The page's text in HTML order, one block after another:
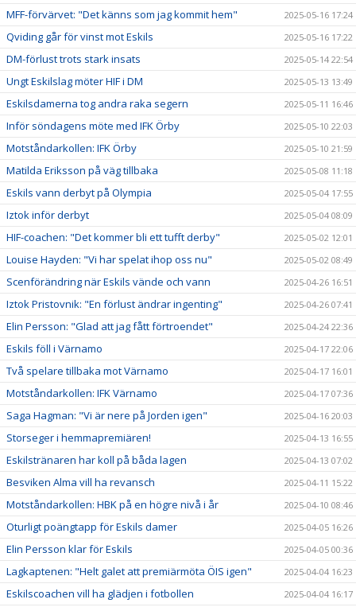
MFF-förvärvet: "Det känns som jag kommit hem" 2025-05-16 17:24
Qviding går för vinst mot Eskils 2025-05-16 17:22
DM-förlust trots stark insats 2025-05-14 22:54
Ungt Eskilslag möter HIF i DM 2025-05-13 13:49
Eskilsdamerna tog andra raka segern 2025-05-11 16:46
Inför söndagens möte med IFK Örby 2025-05-10 22:03
Motståndarkollen: IFK Örby 2025-05-10 21:59
Matilda Eriksson på väg tillbaka 2025-05-08 11:18
Eskils vann derbyt på Olympia 2025-05-04 17:55
Iztok inför derbyt 2025-05-04 08:09
HIF-coachen: "Det kommer bli ett tufft derby" 2025-05-02 12:01
Louise Hayden: "Vi har spelat ihop oss nu" 2025-05-02 08:49
Scenförändring när Eskils vände och vann 2025-04-26 16:51
Iztok Pristovnik: "En förlust ändrar ingenting" 2025-04-26 07:41
Elin Persson: "Glad att jag fått förtroendet" 2025-04-24 22:36
Eskils föll i Värnamo 2025-04-17 22:06
Två spelare tillbaka mot Värnamo 2025-04-17 16:01
Motståndarkollen: IFK Värnamo 2025-04-17 07:36
Saga Hagman: "Vi är nere på Jorden igen" 2025-04-16 20:03
Storseger i hemmapremiären! 2025-04-13 16:55
Eskilstränaren har koll på båda lagen 2025-04-13 07:02
Besviken Alma vill ha revansch 2025-04-11 15:22
Motståndarkollen: HBK på en högre nivå i år 2025-04-10 08:46
Oturligt poängtapp för Eskils damer 2025-04-05 16:26
Elin Persson klar för Eskils 2025-04-05 00:36
Lagkaptenen: "Helt galet att premiärmöta ÖIS igen" 2025-04-04 16:23
Eskilscoachen vill ha glädjen i fotbollen 2025-04-04 16:17